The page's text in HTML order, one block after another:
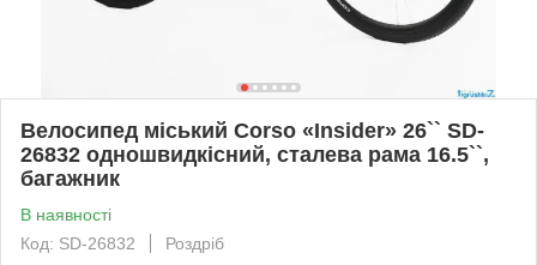
Велосипед міський Corso «Insider» 26`` SD-
26832 одношвидкісний, сталева рама 16.5``,
багажник
В наявності
Код: SD-26832
Роздріб